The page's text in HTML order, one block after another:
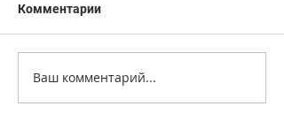
Комментарии
Ваш комментарий...